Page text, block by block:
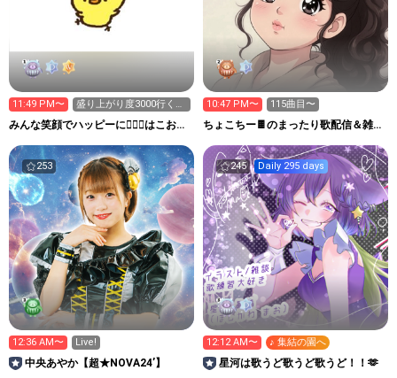
11:49 PM〜
盛り上がり度3000行くか
力尽きるまで٩(>ω<*
みんな笑顔でハッピーに🐕‍🦺😇はこお
10:47 PM〜 115曲目〜
ちょこちー🍫のまったり歌配信＆雑談
253
12:36 AM〜 Live!
中央あやか【超★NOVA24’】
245 Daily 295 days
12:12 AM〜 ♪ 集結の園へ
星河は歌うど歌うど歌うど！！🫶